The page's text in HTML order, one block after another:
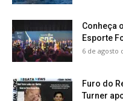
Conheça
Esporte
6 de agosto
Furo do
Turner